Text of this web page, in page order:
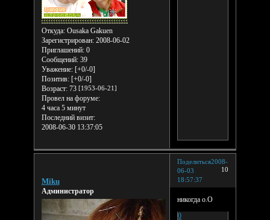
Откуда:Ousaka Gakuen
Зарегистрирован: 2008-06-02
Приглашений:0
Сообщений:39
Уважение: [+0/-0]
Позитив: [+0/-0]
Возраст:73 [1953-06-21]
Провел на форуме:
4 часа 5 минут
Последний визит:
2008-06-30 13:37:05
Поделиться
10
2008-
06-03
18:57:37
Miku
Администратор
никогда о.О
0